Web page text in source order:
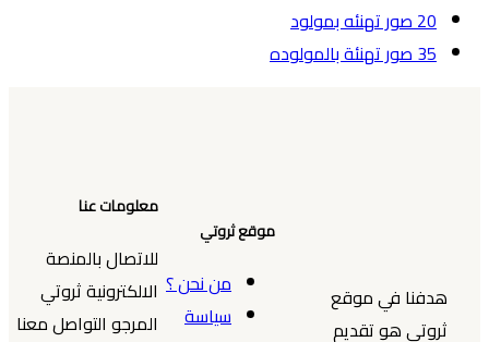
20 صور تهنئه بمولود
35 صور تهنئة بالمولوده
هدفنا في موقع
ثروتي هو تقديم
موقع ثروتي
من نحن ؟
سياسة
معلومات عنا
للاتصال بالمنصة
الالكترونية ثروتي
المرجو التواصل معنا